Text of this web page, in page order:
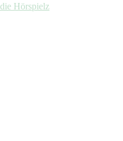
Hörspielz